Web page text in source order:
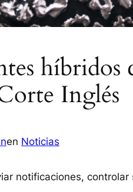
híbridos
Inglés
en Noticias
notificaciones,